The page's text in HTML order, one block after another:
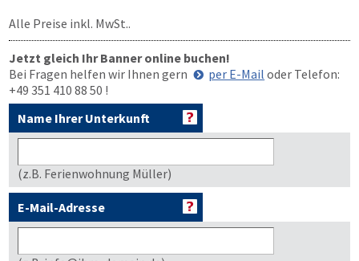
Alle Preise inkl. MwSt..
Jetzt gleich Ihr Banner online buchen!
Bei Fragen helfen wir Ihnen gern
per E-Mail oder Telefon:
+49 351 410 88 50 !
Name Ihrer Unterkunft
(z.B. Ferienwohnung Müller)
E-Mail-Adresse